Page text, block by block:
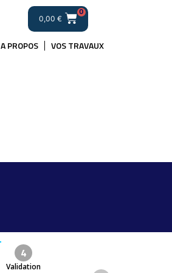
0,00 €
0
A PROPOS VOS TRAVAUX
4
Validation